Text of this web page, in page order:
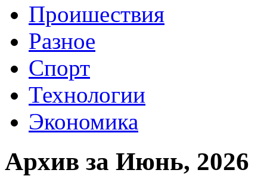
Проишествия
Разное
Спорт
Технологии
Экономика
Архив за Июнь, 2026